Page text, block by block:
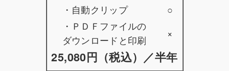
・自動クリップ
○
・ＰＤＦファイルの
ダウンロードと印刷
×
25,080円（税込）／半年